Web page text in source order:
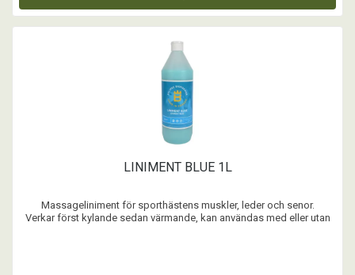
LINIMENT BLUE 1L
Massageliniment för sporthästens muskler, leder och senor.
Verkar först kylande sedan värmande, kan användas med eller utan